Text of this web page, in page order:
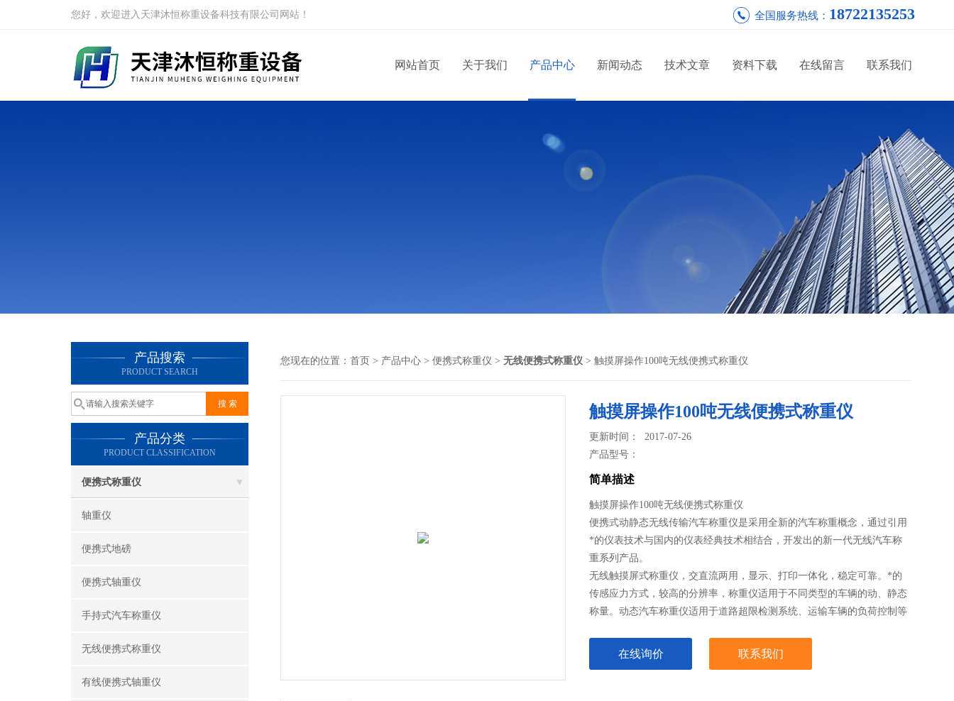
您好，欢迎进入天津沐恒称重设备科技有限公司网站！ 全国服务热线： 18722135253
网站首页 关于我们 产品中心 新闻动态 技术文章 资料下载 在线留言 联系我们
产品搜索
PRODUCT SEARCH
产品分类
PRODUCT CLASSIFICATION
便携式称重仪
轴重仪
便携式地磅
便携式轴重仪
手持式汽车称重仪
无线便携式称重仪
有线便携式轴重仪
您现在的位置： 首页 > 产品中心 > 便携式称重仪 > 无线便携式称重仪 > 触摸屏操作100吨无线便携式称重仪
触摸屏操作100吨无线便携式称重仪
更新时间： 2017-07-26
产品型号：
简单描述
触摸屏操作100吨无线便携式称重仪
便携式动静态无线传输汽车称重仪是采用全新的汽车称重概念，通过引用
*的仪表技术与国内的仪表经典技术相结合，开发出的新一代无线汽车称
重系列产品。
无线触摸屏式称重仪，交直流两用，显示、打印一体化，稳定可靠。*的
传感应力方式，较高的分辨率，称重仪适用于不同类型的车辆的动、静态
称量。动态汽车称重仪适用于道路超限检测系统、运输车辆的负荷控制等
在线询价 联系我们